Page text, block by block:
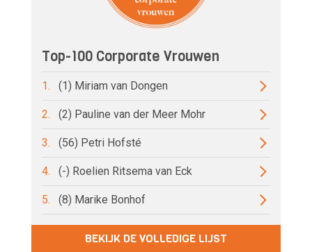
Top-100 Corporate Vrouwen
1. (1) Miriam van Dongen
2. (2) Pauline van der Meer Mohr
3. (56) Petri Hofsté
4. (-) Roelien Ritsema van Eck
5. (8) Marike Bonhof
BEKIJK DE VOLLEDIGE LIJST